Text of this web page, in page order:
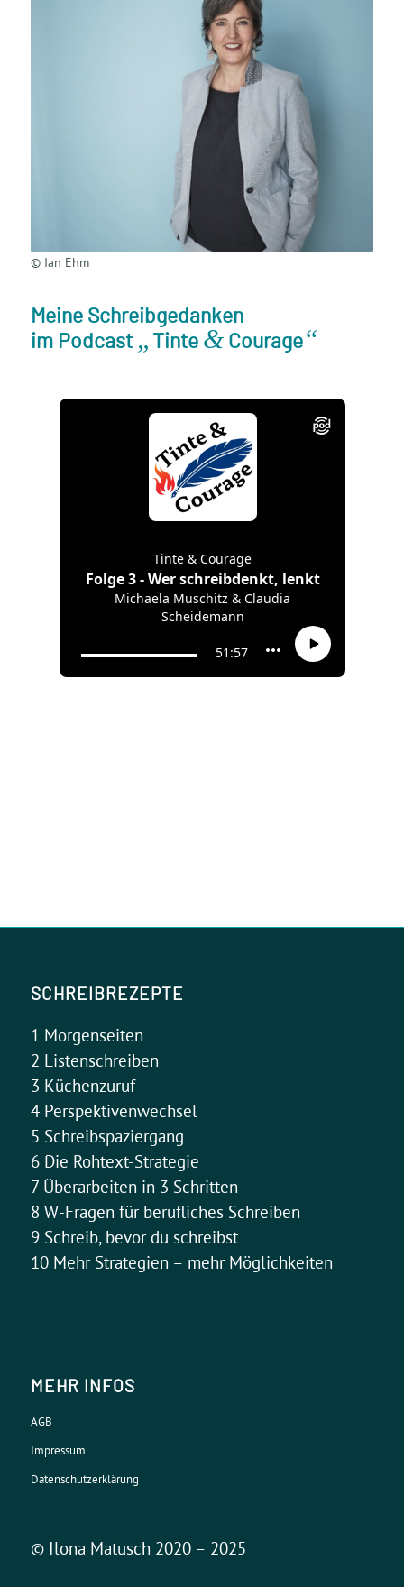
© Ian Ehm
Meine Schreibgedanken
im Podcast „ Tinte &Courage“
SCHREIBREZEPTE
1 Morgenseiten
2 Listenschreiben
3 Küchenzuruf
4 Perspektivenwechsel
5 Schreibspaziergang
6 Die Rohtext-Strategie
7 Überarbeiten in 3 Schritten
8 W-Fragen für berufliches Schreiben
9 Schreib, bevor du schreibst
10 Mehr Strategien – mehr Möglichkeiten
MEHR INFOS
AGB
Impressum
Datenschutzerklärung
© Ilona Matusch 2020 – 2025